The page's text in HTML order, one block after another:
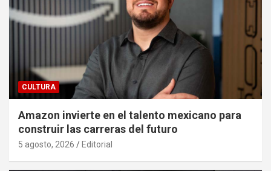
CULTURA
Amazon invierte en el talento mexicano para
construir las carreras del futuro
5 agosto, 2026 Editorial